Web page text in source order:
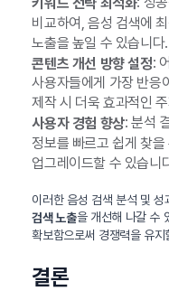
비교하여, 음성 검색에
노출을 높일 수 있습니다.
콘텐츠 개선 방향 설정:
사용자들에게 가장 반응
제작 시 더욱 효과적인
사용자 경험 향상: 분석
정보를 빠르고 쉽게 찾
업그레이드할 수 있습니
이러한 음성 검색 분석 및
검색 노출을 개선해 나갈 수
확보함으로써 경쟁력을 유지
결론